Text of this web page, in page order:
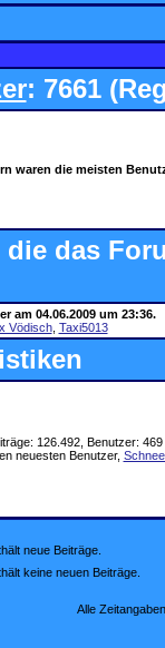
: 7661
waren die meisten
das
am 04.06.2009 um 23:36.
Vödisch, Taxi5013
126.492, Benutzer: 469
neuesten Benutzer,
neue Beiträge.
keine neuen Beiträge.
Alle